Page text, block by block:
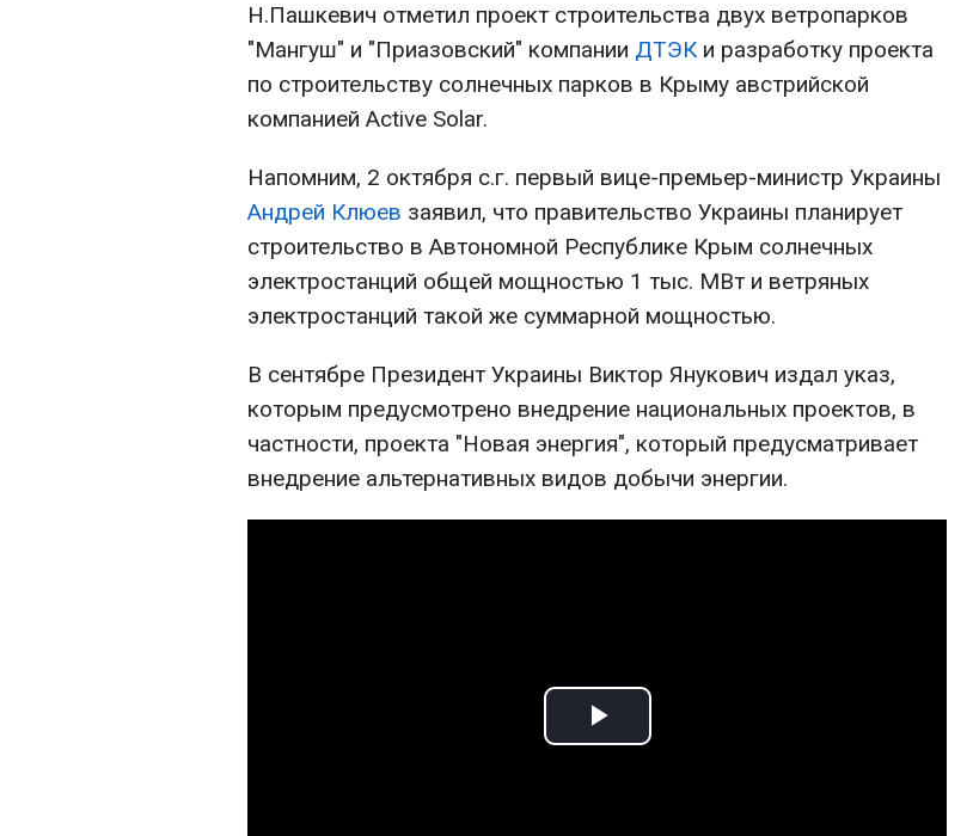
Н.Пашкевич отметил проект строительства двух ветропарков
"Мангуш" и "Приазовский" компании ДТЭКи разработку проекта
по строительству солнечных парков в Крыму австрийской
компанией Active Solar.
Напомним, 2 октября с.г. первый вице-премьер-министр Украины
Андрей Клюев заявил, что правительство Украины планирует
строительство в Автономной Республике Крым солнечных
электростанций общей мощностью 1 тыс. МВт и ветряных
электростанций такой же суммарной мощностью.
В сентябре Президент Украины Виктор Янукович издал указ,
которым предусмотрено внедрение национальных проектов, в
частности, проекта "Новая энергия", который предусматривает
внедрение альтернативных видов добычи энергии.
Play